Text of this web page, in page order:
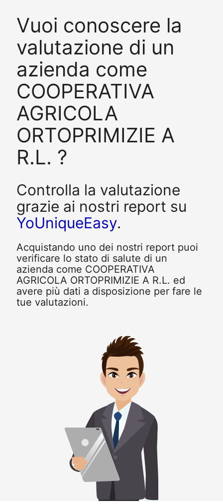
Vuoi conoscere la
valutazione di un
azienda come
COOPERATIVA
AGRICOLA
ORTOPRIMIZIE A
R.L. ?
Controlla la valutazione
grazie ai nostri report su
YoUniqueEasy.
Acquistando uno dei nostri report puoi
verificare lo stato di salute di un
azienda come COOPERATIVA
AGRICOLA ORTOPRIMIZIE A R.L. ed
avere più dati a disposizione per fare le
tue valutazioni.